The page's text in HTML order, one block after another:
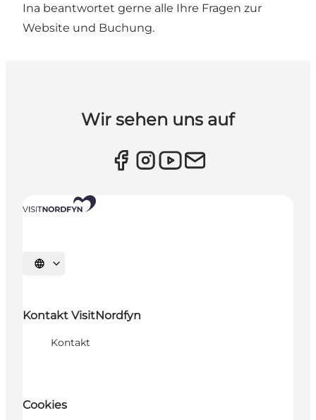
Ina beantwortet gerne alle Ihre Fragen zur
Website und Buchung.
Wir sehen uns auf
Sprache auswählen
Kontakt VisitNordfyn
Kontakt
Cookies